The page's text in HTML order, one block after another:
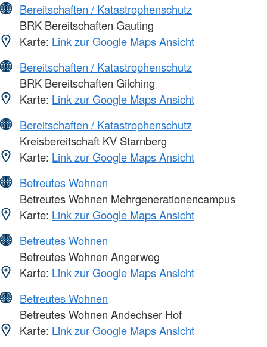
Bereitschaften / Katastrophenschutz
BRK Bereitschaften Gauting
Karte: Link zur Google Maps Ansicht
Bereitschaften / Katastrophenschutz
BRK Bereitschaften Gilching
Karte: Link zur Google Maps Ansicht
Bereitschaften / Katastrophenschutz
Kreisbereitschaft KV Starnberg
Karte: Link zur Google Maps Ansicht
Betreutes Wohnen
Betreutes Wohnen Mehrgenerationencampus
Karte: Link zur Google Maps Ansicht
Betreutes Wohnen
Betreutes Wohnen Angerweg
Karte: Link zur Google Maps Ansicht
Betreutes Wohnen
Betreutes Wohnen Andechser Hof
Karte: Link zur Google Maps Ansicht